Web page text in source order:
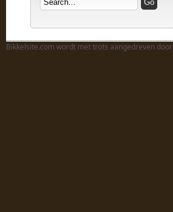
Bikkelsite.com wordt met trots aangedreven door